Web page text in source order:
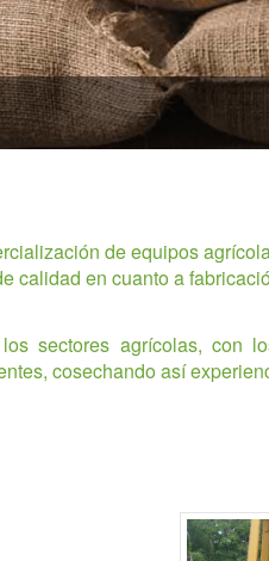
de equipos
calidad en cuanto a
sectores agrícolas, con
cosechando así